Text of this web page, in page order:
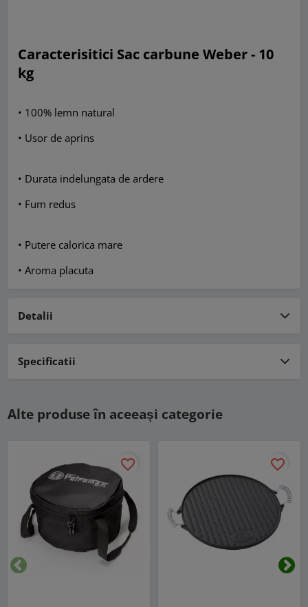
Caracterisitici Sac carbune Weber - 10
kg
• 100% lemn natural
• Usor de aprins
• Durata indelungata de ardere
• Fum redus
• Putere calorica mare
• Aroma placuta
Detalii
Specificatii
Alte produse în aceeași categorie
favorite_border favorite_border